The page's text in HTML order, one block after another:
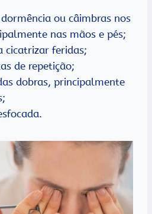
ou câimbras nos
nas mãos e pés;
cicatrizar feridas;
de repetição;
dobras, principalmente